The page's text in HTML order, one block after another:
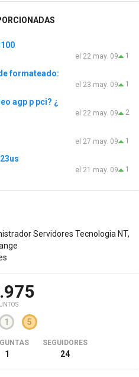
1
el 22 may. 09
formateado:
1
el 23 may. 09
agp p pci? ¿
2
el 22 may. 09
1
el 27 may. 09
1
el 21 may. 09
Servidores Tecnologia NT,
1 5
1
SEGUIDORES
24